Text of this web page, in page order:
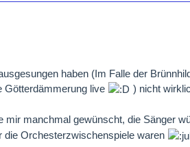
haben (Im Falle der
Götterdämmerung live
) nicht
manchmal gewünscht, die Sänger
die Orchesterzwischenspiele waren